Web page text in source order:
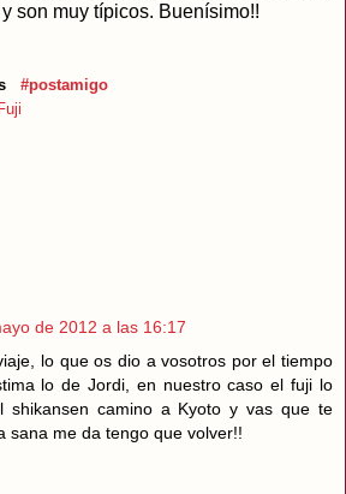
son muy típicos. Buenísimo!!
#postamigo
de 2012 a las 16:17
lo que os dio a vosotros por el tiempo
lo de Jordi, en nuestro caso el fuji lo
shikansen camino a Kyoto y vas que te
sana me da tengo que volver!!